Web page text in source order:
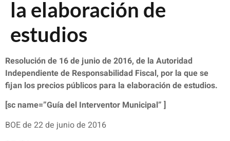
la elaboración de
estudios
Resolución de 16 de junio de 2016, de la Autoridad
Independiente de Responsabilidad Fiscal, por la que se
fijan los precios públicos para la elaboración de estudios.
[sc name=”Guía del Interventor Municipal” ]
BOE de 22 de junio de 2016